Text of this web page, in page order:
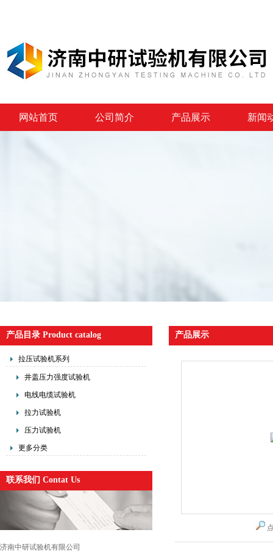
网站首页 公司简介 产品展示 新闻
产品目录 Product catalog
拉压试验机系列
井盖压力强度试验机
电线电缆试验机
拉力试验机
压力试验机
更多分类
联系我们 Contat Us
济南中研试验机有限公司
产品展示